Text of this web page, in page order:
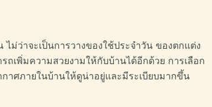
ม่ว่าจะเป็นการวางของใช้ประจำวัน ของตกแต่ง
ถเพิ่มความสวยงามให้กับบ้านได้อีกด้วย การเลือก
าศภายในบ้านให้ดูน่าอยู่และมีระเบียบมากขึ้น